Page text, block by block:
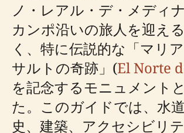
ノ・レアル・デ・メディ
カンポ沿いの旅人を迎え
く、特に伝説的な「マリ
サルトの奇跡」(El Norte
を記念するモニュメント
た。このガイドでは、水
史、建築、アクセシビリ